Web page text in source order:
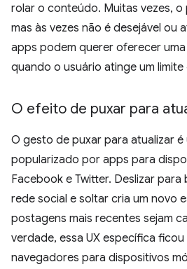
rolar o conteúdo. Muitas vezes,
mas às vezes não é desejável ou
apps podem querer oferecer
quando o usuário atinge um limite
O efeito de puxar para
O gesto de puxar para atualizar
popularizado por apps para
Facebook e Twitter. Deslizar para
rede social e soltar cria um novo
postagens mais recentes sejam
verdade, essa UX específica ficou
navegadores para dispositivos